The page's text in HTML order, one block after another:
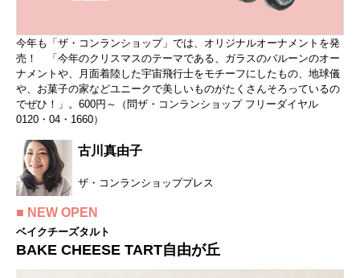
今年も「ザ・コンランショップ」では、オリジナルオーナメントを発
売！ 「今年のクリスマスのテーマである、ガラスのバルーンのオー
ナメントや、月面着陸した宇宙飛行士をモチーフにしたもの、地球儀
や、お菓子の家などユニークで美しいものがたくさんそろっているの
でぜひ！」。600円～（問ザ・コンランショップ フリーダイヤル
0120・04・1660）
古川真由子
ザ・コンランショッププレス
■ NEW OPEN
ベイクチーズタルト
BAKE CHEESE TART自由が丘